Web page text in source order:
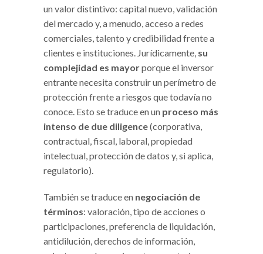
un valor distintivo: capital nuevo, validación
del mercado y, a menudo, acceso a redes
comerciales, talento y credibilidad frente a
clientes e instituciones. Jurídicamente, su
complejidad es mayorporque el inversor
entrante necesita construir un perímetro de
protección frente a riesgos que todavía no
conoce. Esto se traduce en un proceso más
intenso de due diligence(corporativa,
contractual, fiscal, laboral, propiedad
intelectual, protección de datos y, si aplica,
regulatorio).
También se traduce en negociación de
términos: valoración, tipo de acciones o
participaciones, preferencia de liquidación,
antidilución, derechos de información,